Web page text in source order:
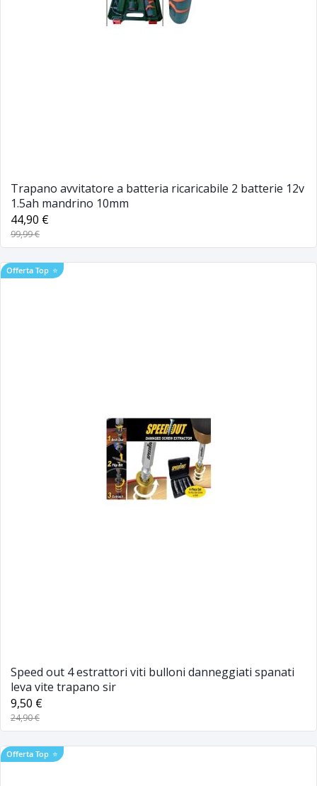
Trapano avvitatore a batteria ricaricabile 2 batterie 12v
1.5ah mandrino 10mm
44,90 €
99,99 €
Offerta Top ⭐
Speed out 4 estrattori viti bulloni danneggiati spanati
leva vite trapano sir
9,50 €
24,90 €
Offerta Top ⭐